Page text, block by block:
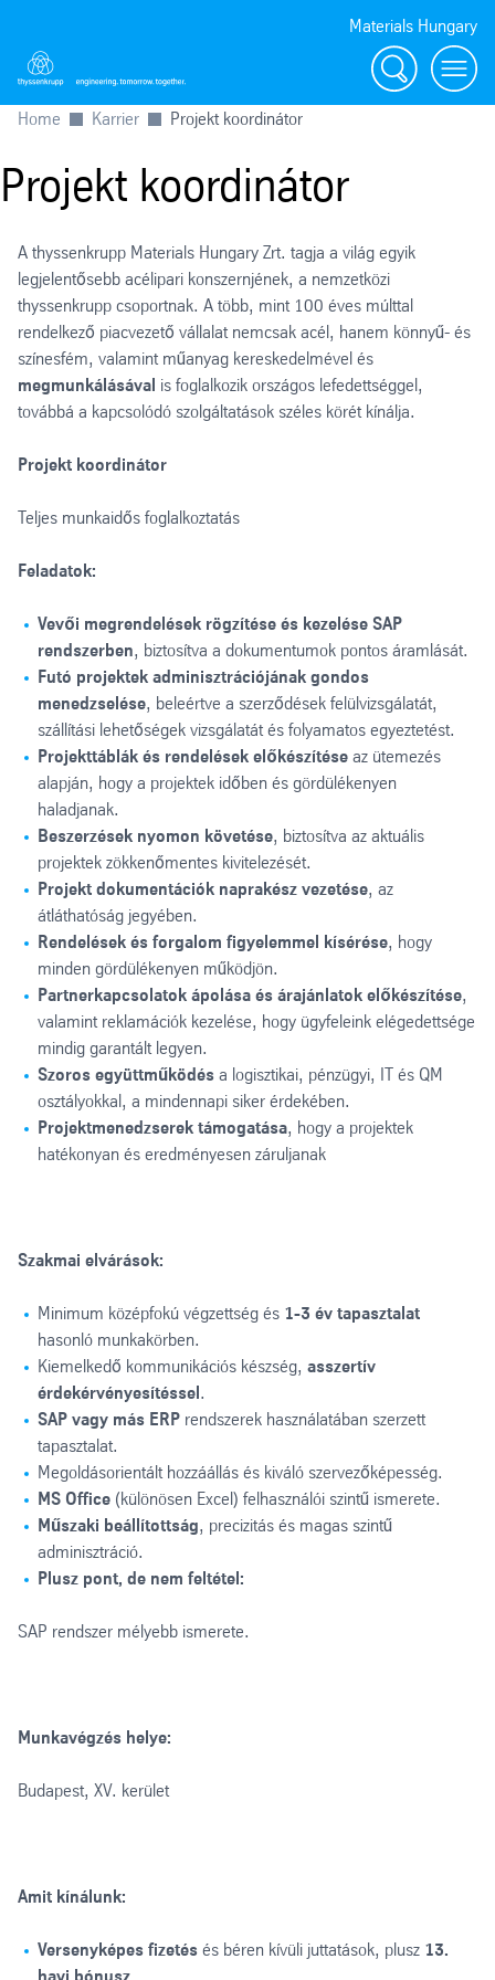
Materials Hungary
Search
Home Karrier Projekt koordinátor
Projekt koordinátor
A thyssenkrupp Materials Hungary Zrt. tagja a világ egyik
legjelentősebb acélipari konszernjének, a nemzetközi
thyssenkrupp csoportnak. A több, mint 100 éves múlttal
rendelkező piacvezető vállalat nemcsak acél, hanem könnyű- és
színesfém, valamint műanyag kereskedelmével és
megmunkálásával is foglalkozik országos lefedettséggel,
továbbá a kapcsolódó szolgáltatások széles körét kínálja.
Projekt koordinátor
Teljes munkaidős foglalkoztatás
Feladatok:
Vevői megrendelések rögzítése és kezelése SAP
rendszerben, biztosítva a dokumentumok pontos áramlását.
Futó projektek adminisztrációjának gondos
menedzselése, beleértve a szerződések felülvizsgálatát,
szállítási lehetőségek vizsgálatát és folyamatos egyeztetést.
Projekttáblák és rendelések előkészítése az ütemezés
alapján, hogy a projektek időben és gördülékenyen
haladjanak.
Beszerzések nyomon követése, biztosítva az aktuális
projektek zökkenőmentes kivitelezését.
Projekt dokumentációk naprakész vezetése, az
átláthatóság jegyében.
Rendelések és forgalom figyelemmel kísérése, hogy
minden gördülékenyen működjön.
Partnerkapcsolatok ápolása és árajánlatok előkészítése,
valamint reklamációk kezelése, hogy ügyfeleink elégedettsége
mindig garantált legyen.
Szoros együttműködés a logisztikai, pénzügyi, IT és QM
osztályokkal, a mindennapi siker érdekében.
Projektmenedzserek támogatása, hogy a projektek
hatékonyan és eredményesen záruljanak
Szakmai elvárások:
Minimum középfokú végzettség és 1-3 év tapasztalat
hasonló munkakörben.
Kiemelkedő kommunikációs készség, asszertív
érdekérvényesítéssel.
SAP vagy más ERP rendszerek használatában szerzett
tapasztalat.
Megoldásorientált hozzáállás és kiváló szervezőképesség.
MS Office (különösen Excel) felhasználói szintű ismerete.
Műszaki beállítottság, precizitás és magas szintű
adminisztráció.
Plusz pont, de nem feltétel:
SAP rendszer mélyebb ismerete.
Munkavégzés helye:
Budapest, XV. kerület
Amit kínálunk:
Versenyképes fizetés és béren kívüli juttatások, plusz 13.